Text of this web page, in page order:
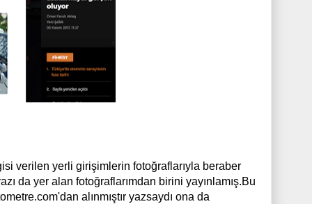
verilen yerli girişimlerin fotoğraflarıyla beraber
da yer alan fotoğraflarımdan birini yayınlamış.Bu
alınmıştır yazsaydı ona da